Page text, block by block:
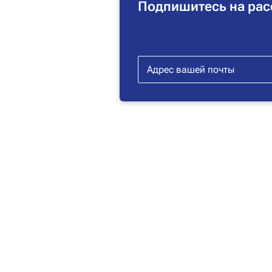
Подпишитесь на